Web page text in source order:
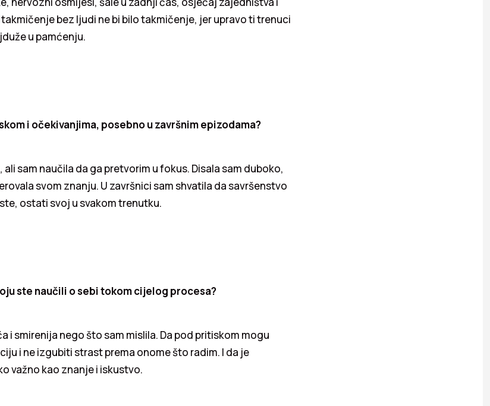
bez ljudi ne bi bilo takmičenje, jer upravo ti trenuci
u pamćenju.
i očekivanjima, posebno u završnim epizodama?
ali sam naučila da ga pretvorim u fokus. Disala sam duboko,
svom znanju. U završnici sam shvatila da savršenstvo
ostati svoj u svakom trenutku.
ste naučili o sebi tokom cijelog procesa?
i smirenija nego što sam mislila. Da pod pritiskom mogu
i ne izgubiti strast prema onome što radim. I da je
važno kao znanje i iskustvo.